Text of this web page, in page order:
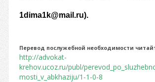
1dima1k@mail.ru).
Перевод послужебной необходимости
http://advokat-
krehov.ucoz.ru/publ/
mosti_v_abkhaziju/1-1-0-8